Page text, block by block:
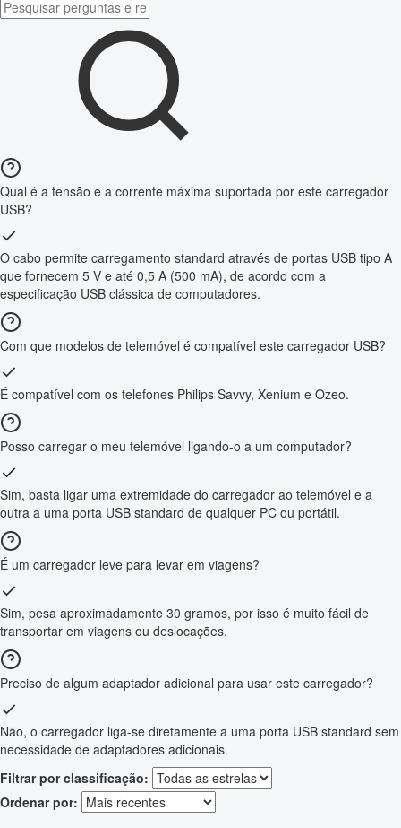
Qual é a tensão e a corrente máxima suportada por este carregador
USB?
O cabo permite carregamento standard através de portas USB tipo A
que fornecem 5 V e até 0,5 A (500 mA), de acordo com a
especificação USB clássica de computadores.
Com que modelos de telemóvel é compatível este carregador USB?
É compatível com os telefones Philips Savvy, Xenium e Ozeo.
Posso carregar o meu telemóvel ligando-o a um computador?
Sim, basta ligar uma extremidade do carregador ao telemóvel e a
outra a uma porta USB standard de qualquer PC ou portátil.
É um carregador leve para levar em viagens?
Sim, pesa aproximadamente 30 gramos, por isso é muito fácil de
transportar em viagens ou deslocações.
Preciso de algum adaptador adicional para usar este carregador?
Não, o carregador liga-se diretamente a uma porta USB standard sem
necessidade de adaptadores adicionais.
Filtrar por classificação:
Ordenar por: